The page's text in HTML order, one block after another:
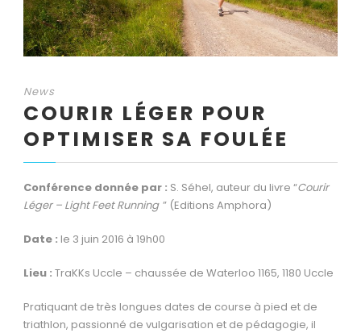
News
COURIR LÉGER POUR
OPTIMISER SA FOULÉE
Conférence donnée par : S. Séhel, auteur du livre “Courir
Léger – Light Feet Running ” (Editions Amphora)
Date : le 3 juin 2016 à 19h00
Lieu : TraKKs Uccle – chaussée de Waterloo 1165, 1180 Uccle
Pratiquant de très longues dates de course à pied et de
triathlon, passionné de vulgarisation et de pédagogie, il